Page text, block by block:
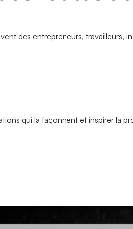
des entrepreneurs, travailleurs,
qui la façonnent et inspirer la